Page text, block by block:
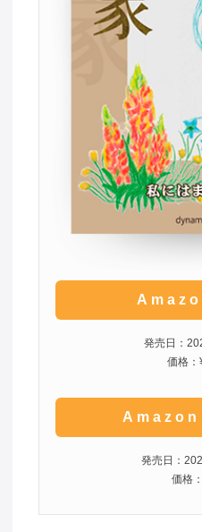
発売日：
価格
Amazon
発売日：
価格